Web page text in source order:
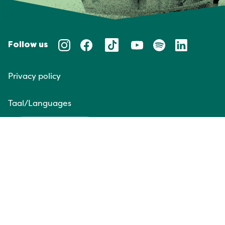
Follow us
Privacy policy
Taal/Languages